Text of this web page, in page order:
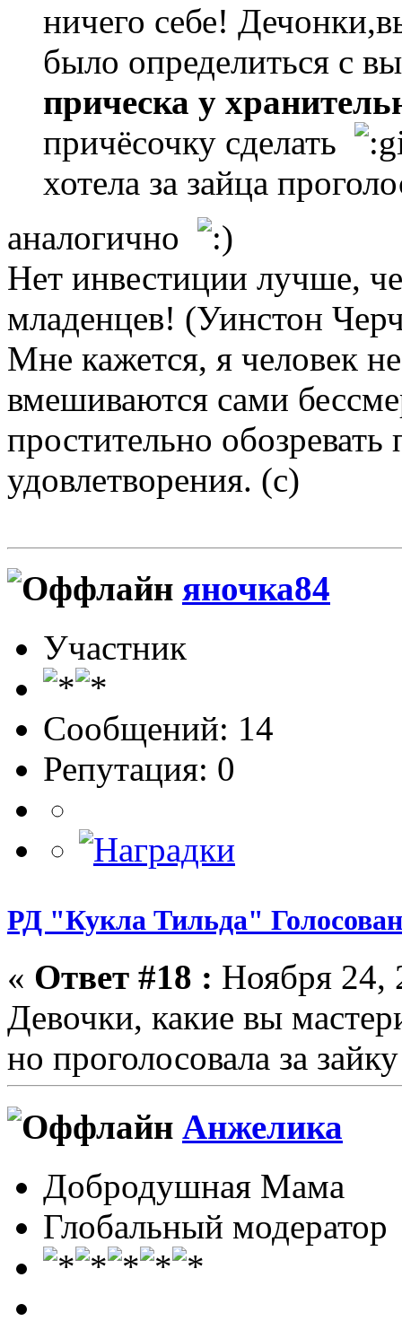
ничего себе!
было определиться с
прическа у
причёсочку сделать
хотела за зайца
аналогично
Нет инвестиции лучше,
младенцев! (Уинстон
Мне кажется, я человек
вмешиваются сами
простительно
удовлетворения. (с)
яночка84
Участник
Сообщений: 14
Репутация: 0
РД "Кукла Тильда"
« Ответ #18 : Ноября 24,
Девочки, какие вы
но проголосовала за зайку
Анжелика
Добродушная Мама
Глобальный модератор